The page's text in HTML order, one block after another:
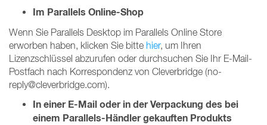
Im Parallels Online-Shop
Wenn Sie Parallels Desktop im Parallels Online Store
erworben haben, klicken Sie bitte hier, um Ihren
Lizenzschlüssel abzurufen oder durchsuchen Sie Ihr E-Mail-
Postfach nach Korrespondenz von Cleverbridge (no-
reply@cleverbridge.com).
In einer E-Mail oder in der Verpackung des bei
einem Parallels-Händler gekauften Produkts